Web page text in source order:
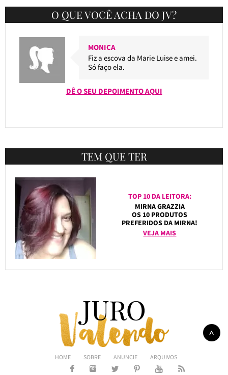
O QUE VOCÊ ACHA DO JV?
MONICA
Fiz a escova da Marie Luise e amei.
Só faço ela.
DÊ O SEU DEPOIMENTO AQUI
TEM QUE TER
TOP 10 DA LEITORA:
MIRNA GRAZZIA
OS 10 PRODUTOS
PREFERIDOS DA MIRNA!
VEJA MAIS
HOME SOBRE ANUNCIE ARQUIVOS